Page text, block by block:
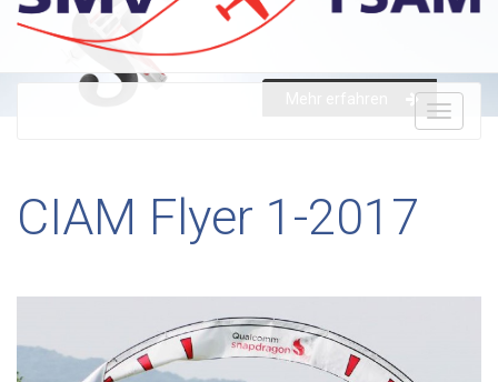
CIAM Flyer 1-2017